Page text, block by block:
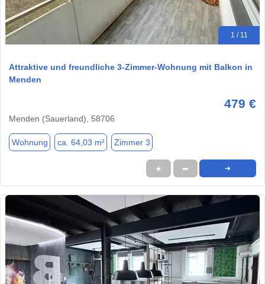
1 / 11
Attraktive und freundliche 3-Zimmer-Wohnung mit Balkon in
Menden
479 €
Menden (Sauerland), 58706
Wohnung ca. 64,03 m² Zimmer 3
★ ➦ ➜